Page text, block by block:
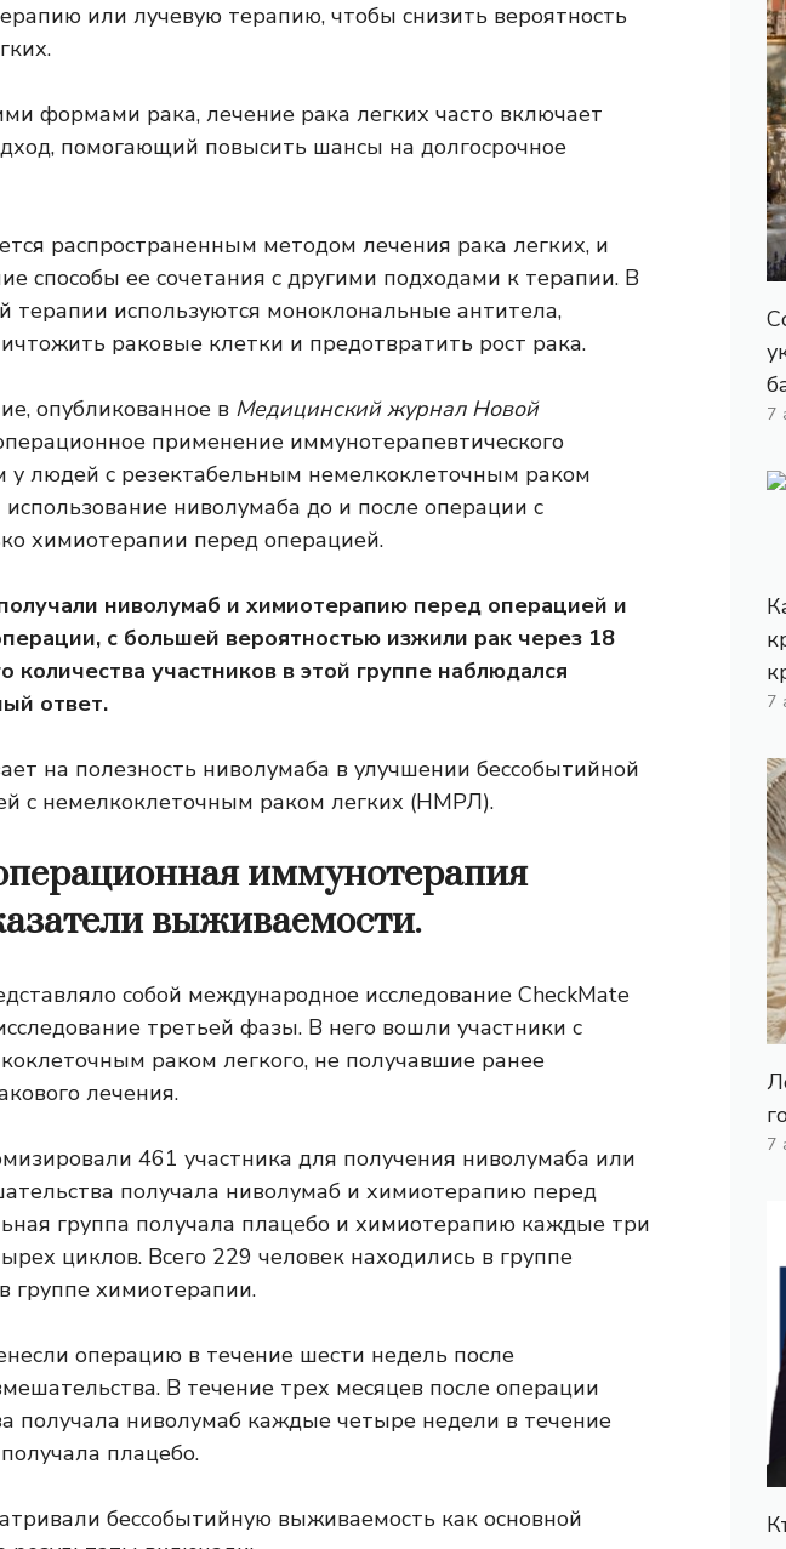
или лучевую терапию, чтобы снизить вероятность
формами рака, лечение рака легких часто включает
помогающий повысить шансы на долгосрочное
распространенным методом лечения рака легких, и
способы ее сочетания с другими подходами к терапии. В
терапии используются моноклональные антитела,
раковые клетки и предотвратить рост рака.
опубликованное в Медицинский журнал Новой
применение иммунотерапевтического
у людей с резектабельным немелкоклеточным раком
ниволумаба до и после операции с
химиотерапии перед операцией.
ниволумаб и химиотерапию перед операцией и
с большей вероятностью изжили рак через 18
количества участников в этой группе наблюдался
ответ.
на полезность ниволумаба в улучшении бессобытийной
с немелкоклеточным раком легких (НМРЛ).
иммунотерапия
выживаемости.
собой международное исследование CheckMate
третьей фазы. В него вошли участники с
раком легкого, не получавшие ранее
лечения.
461 участника для получения ниволумаба или
получала ниволумаб и химиотерапию перед
группа получала плацебо и химиотерапию каждые три
циклов. Всего 229 человек находились в группе
группе химиотерапии.
операцию в течение шести недель после
В течение трех месяцев после операции
получала ниволумаб каждые четыре недели в течение
плацебо.
бессобытийную выживаемость как основной
7
7
7